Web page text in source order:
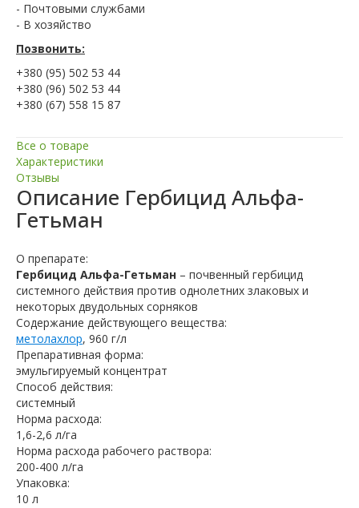
- Почтовыми службами
- В хозяйство
Позвонить:
+380 (95) 502 53 44
+380 (96) 502 53 44
+380 (67) 558 15 87
Все о товаре
Характеристики
Отзывы
Описание Гербицид Альфа-
Гетьман
О препарате:
Гербицид Альфа-Гетьман – почвенный гербицид
системного действия против однолетних злаковых и
некоторых двудольных сорняков
Содержание действующего вещества:
метолахлор, 960 г/л
Препаративная форма:
эмульгируемый концентрат
Способ действия:
системный
Норма расхода:
1,6-2,6 л/га
Норма расхода рабочего раствора:
200-400 л/га
Упаковка:
10 л